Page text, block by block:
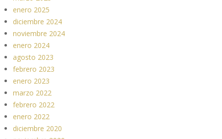
enero 2025
diciembre 2024
noviembre 2024
enero 2024
agosto 2023
febrero 2023
enero 2023
marzo 2022
febrero 2022
enero 2022
diciembre 2020